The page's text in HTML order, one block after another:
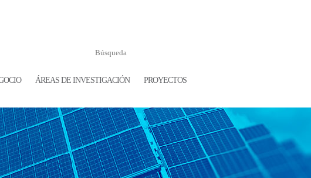
ÁREAS DE INVESTIGACIÓN PROYECTOS